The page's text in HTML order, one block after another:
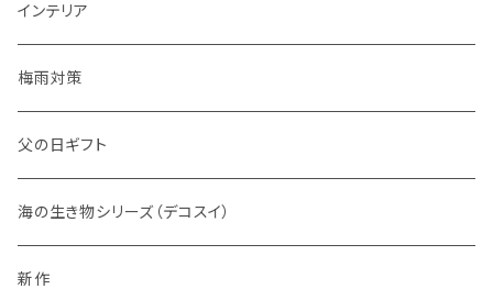
インテリア
梅雨対策
父の日ギフト
海の生き物シリーズ（デコスイ）
新作